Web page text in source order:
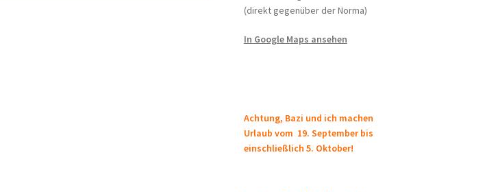
(direkt gegenüber der Norma)
In Google Maps ansehen
Achtung, Bazi und ich machen
Urlaub vom 19. September bis
einschließlich 5. Oktober!